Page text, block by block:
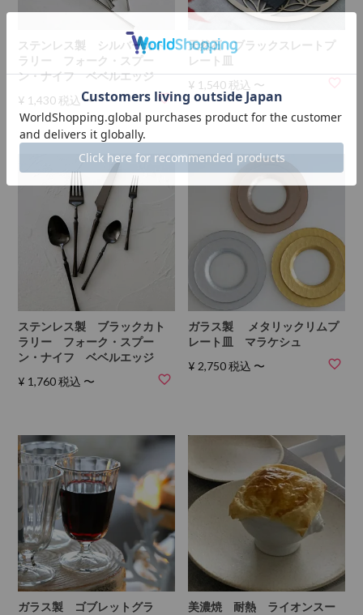
ステンレス製 シルバーカト
ラリー フォーク・スプー
ン・ナイフ ベベルエッジ
¥ 1,430 税込 〜
天然石 ブラックスレートプ
レート皿
¥ 1,540税込 〜
ステンレス製 ブラックカト
ラリー フォーク・スプー
ン・ナイフ ベベルエッジ
¥ 1,760 税込 〜
ガラス製 メタリックリムプ
レート皿 マラケシュ
¥ 2,750税込 〜
ガラス製 ゴブレットグラ
美濃焼 耐熱 ライオンスー